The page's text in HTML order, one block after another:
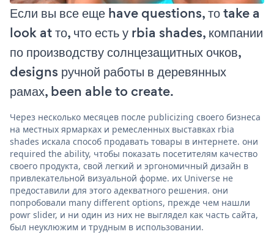
Если вы все еще have questions, то take a
look at то, что есть у rbia shades, компании
по производству солнцезащитных очков,
designs ручной работы в деревянных
рамах, been able to create.
Через несколько месяцев после publicizing своего бизнеса
на местных ярмарках и ремесленных выставках rbia
shades искала способ продавать товары в интернете. они
required the ability, чтобы показать посетителям качество
своего продукта, свой легкий и эргономичный дизайн в
привлекательной визуальной форме. их Universe не
предоставили для этого адекватного решения. они
попробовали many different options, прежде чем нашли
powr slider, и ни один из них не выглядел как часть сайта,
был неуклюжим и трудным в использовании.